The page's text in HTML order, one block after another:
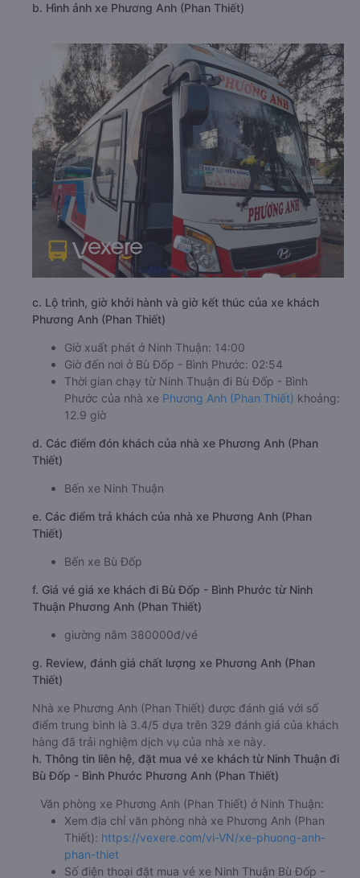
b. Hình ảnh xe Phương Anh (Phan Thiết)
c. Lộ trình, giờ khởi hành và giờ kết thúc của xe khách
Phương Anh (Phan Thiết)
Giờ xuất phát ở Ninh Thuận: 14:00
Giờ đến nơi ở Bù Đốp - Bình Phước: 02:54
Thời gian chạy từ Ninh Thuận đi Bù Đốp - Bình
Phước của nhà xe Phương Anh (Phan Thiết) khoảng:
12.9 giờ
d. Các điểm đón khách của nhà xe Phương Anh (Phan
Thiết)
Bến xe Ninh Thuận
e. Các điểm trả khách của nhà xe Phương Anh (Phan
Thiết)
Bến xe Bù Đốp
f. Giá vé giá xe khách đi Bù Đốp - Bình Phước từ Ninh
Thuận Phương Anh (Phan Thiết)
giường nằm 380000đ/vé
g. Review, đánh giá chất lượng xe Phương Anh (Phan
Thiết)
Nhà xe Phương Anh (Phan Thiết) được đánh giá với số
điểm trung bình là 3.4/5 dựa trên 329 đánh giá của khách
hàng đã trải nghiệm dịch vụ của nhà xe này.
h. Thông tin liên hệ, đặt mua vé xe khách từ Ninh Thuận đi
Bù Đốp - Bình Phước Phương Anh (Phan Thiết)
Văn phòng xe Phương Anh (Phan Thiết) ở Ninh Thuận:
Xem địa chỉ văn phòng nhà xe Phương Anh (Phan
Thiết): https://vexere.com/vi-VN/xe-phuong-anh-
phan-thiet
Số điện thoại đặt mua vé xe Ninh Thuận Bù Đốp -